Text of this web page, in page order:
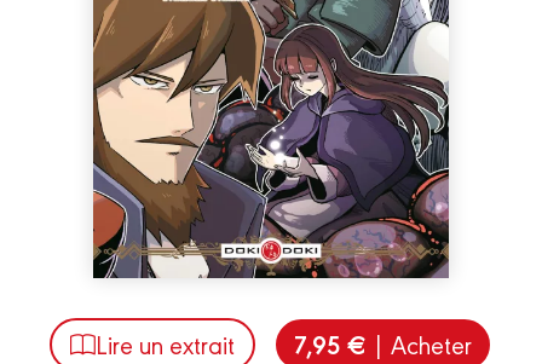
Lire un extrait 7,95 € | Acheter